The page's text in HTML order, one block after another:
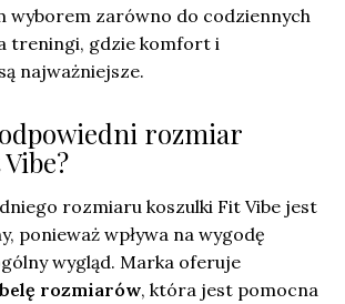
wyborem zarówno do codziennych
treningi, gdzie komfort i
najważniejsze.
rozmiar
rozmiaru koszulki Fit Vibe jest
ponieważ wpływa na wygodę
wygląd. Marka oferuje
rozmiarów, która jest pomocna